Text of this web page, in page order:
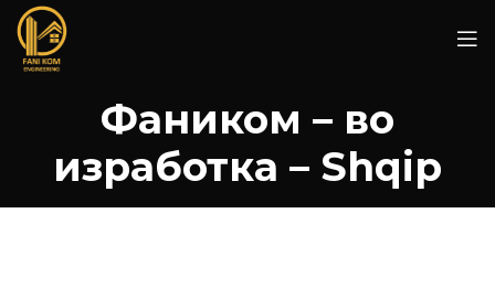
Фаником – во
изработка – Shqip